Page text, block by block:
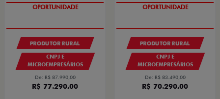
OPORTUNIDADE
PRODUTOR RURAL
CNPJ E
MICROEMPRESÁRIOS
De: R$ 87.990,00
R$ 77.290,00
OPORTUNIDADE
PRODUTOR RURAL
CNPJ E
MICROEMPRESÁRIOS
De: R$ 83.490,00
R$ 70.290,00